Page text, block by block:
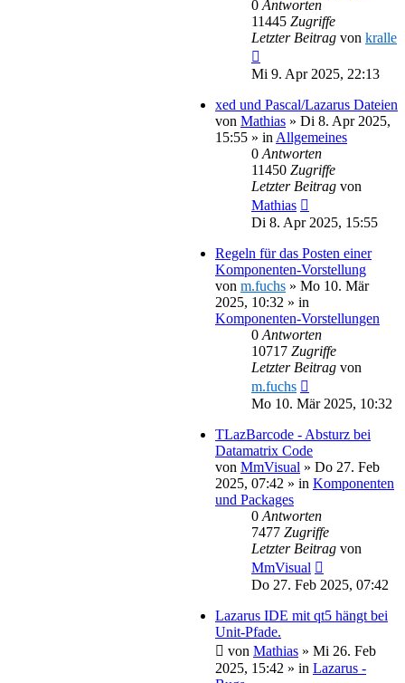
0 Antworten
11445 Zugriffe
Letzter Beitrag von kralle
Mi 9. Apr 2025, 22:13
xed und Pascal/Lazarus Dateien
von Mathias » Di 8. Apr 2025,
15:55 » in Allgemeines
0 Antworten
11450 Zugriffe
Letzter Beitrag von
Mathias
Di 8. Apr 2025, 15:55
Regeln für das Posten einer
Komponenten-Vorstellung
von m.fuchs » Mo 10. Mär
2025, 10:32 » in
Komponenten-Vorstellungen
0 Antworten
10717 Zugriffe
Letzter Beitrag von
m.fuchs
Mo 10. Mär 2025, 10:32
TLazBarcode - Absturz bei
Datamatrix Code
von MmVisual » Do 27. Feb
2025, 07:42 » in Komponenten
und Packages
0 Antworten
7477 Zugriffe
Letzter Beitrag von
MmVisual
Do 27. Feb 2025, 07:42
Lazarus IDE mit qt5 hängt bei
Unit-Pfade.
von Mathias » Mi 26. Feb
2025, 15:42 » in Lazarus -